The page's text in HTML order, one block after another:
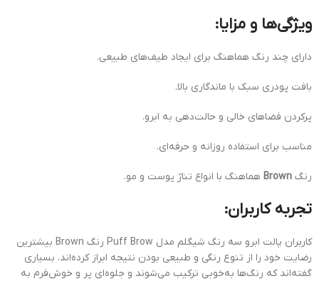
ویژگی‌ها و مزایا:
دارای چند رنگ هماهنگ برای ایجاد طیف‌های طبیعی.
بافت پودری سبک با ماندگاری بالا.
پرکردن فضاهای خالی و حالت‌دهی به ابرو.
مناسب برای استفاده روزانه و حرفه‌ای.
رنگ Brown هماهنگ با انواع تناژ پوست و مو.
تجربه کاربران:
کاربران پالت ابرو سه رنگ شیگلم مدل Puff Brow رنگ Brown بیشترین
رضایت خود را از تنوع رنگی و طبیعی بودن نتیجه ابراز کرده‌اند. بسیاری
گفته‌اند که رنگ‌ها به‌خوبی ترکیب می‌شوند و جلوه‌ای پر و خوش‌فرم به